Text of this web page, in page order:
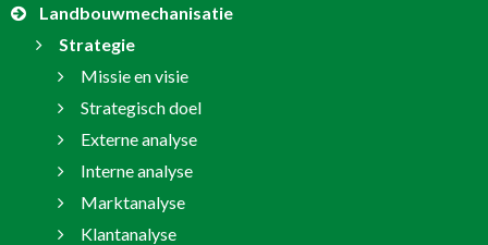
Landbouwmechanisatie
Strategie
Missie en visie
Strategisch doel
Externe analyse
Interne analyse
Marktanalyse
Klantanalyse